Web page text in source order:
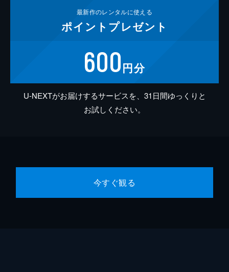
最新作のレンタルに使える
ポイント プレゼント
600円分
U-NEXTがお届けするサービスを、31日間ゆっくりと
お試しください。
今すぐ観る